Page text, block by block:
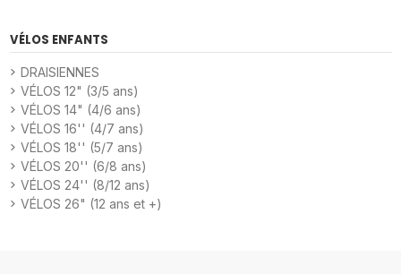
VÉLOS ENFANTS
DRAISIENNES
VÉLOS 12" (3/5 ans)
VÉLOS 14" (4/6 ans)
VÉLOS 16'' (4/7 ans)
VÉLOS 18'' (5/7 ans)
VÉLOS 20'' (6/8 ans)
VÉLOS 24'' (8/12 ans)
VÉLOS 26" (12 ans et +)